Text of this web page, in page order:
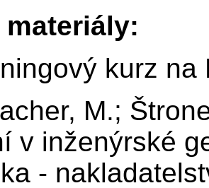
kurz na
M.;
v inženýrské
-